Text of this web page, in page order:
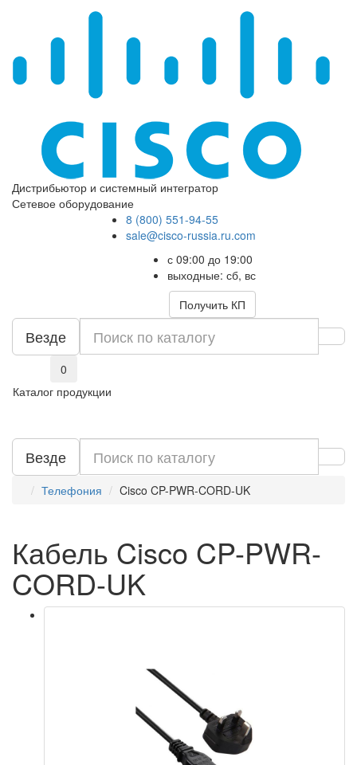
Дистрибьютор и системный интегратор
Сетевое оборудование
8 (800) 551-94-55
sale@cisco-russia.ru.com
с 09:00 до 19:00
выходные: сб, вс
Получить КП
Везде
0
Каталог продукции
Везде
Телефония Cisco CP-PWR-CORD-UK
Кабель Cisco CP-PWR-
CORD-UK